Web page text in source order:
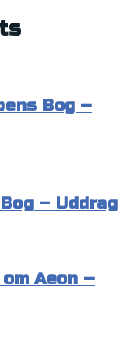
Bog –
– Uddrag
om Aeon –